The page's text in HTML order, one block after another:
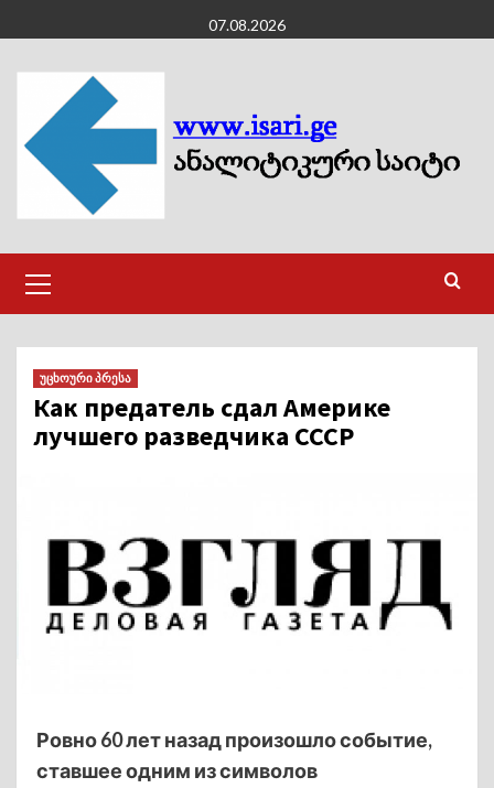
to
content
07.08.2026
Menu
უცხოური პრესა
Как предатель сдал Америке
лучшего разведчика СССР
Ровно 60 лет назад произошло событие,
ставшее одним из символов